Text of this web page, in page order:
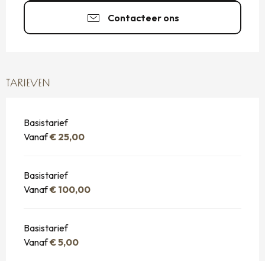
Contacteer ons
TARIEVEN
Basistarief
Vanaf€ 25,00
Basistarief
Vanaf€ 100,00
Basistarief
Vanaf€ 5,00